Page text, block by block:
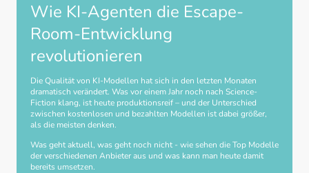
Wie KI-Agenten die Escape-
Room-Entwicklung
revolutionieren
Die Qualität von KI-Modellen hat sich in den letzten Monaten
dramatisch verändert. Was vor einem Jahr noch nach Science-
Fiction klang, ist heute produktionsreif – und der Unterschied
zwischen kostenlosen und bezahlten Modellen ist dabei größer,
als die meisten denken.
Was geht aktuell, was geht noch nicht - wie sehen die Top Modelle
der verschiedenen Anbieter aus und was kann man heute damit
bereits umsetzen.